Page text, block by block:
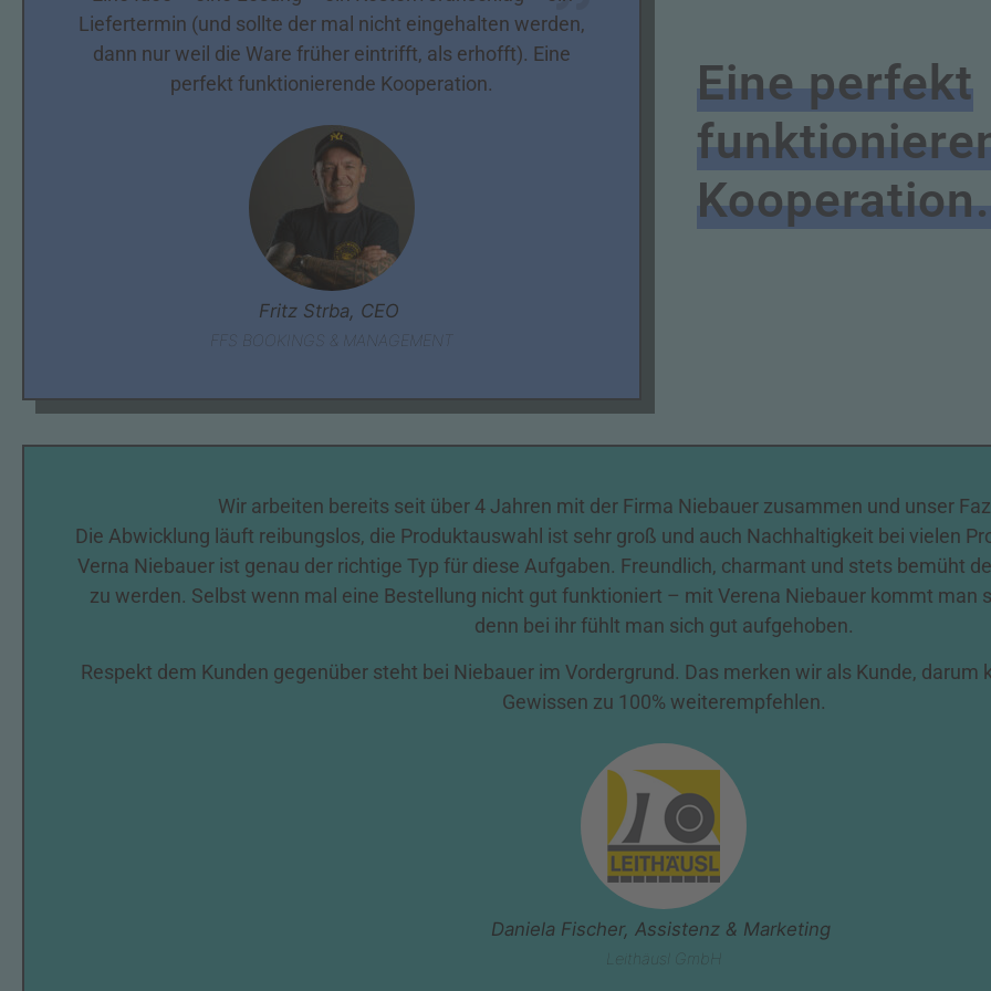
Liefertermin (und sollte der mal nicht eingehalten werden,
dann nur weil die Ware früher eintrifft, als erhofft). Eine
perfekt funktionierende Kooperation.
Fritz Strba, CEO
FFS BOOKINGS & MANAGEMENT
Eine perfekt
Kooperation.
Wir arbeiten bereits seit über 4 Jahren mit der Firma Niebauer zusammen und unser
Die Abwicklung läuft reibungslos, die Produktauswahl ist sehr groß und auch Nachhaltigkeit bei vielen
Verna Niebauer ist genau der richtige Typ für diese Aufgaben. Freundlich, charmant und stets bemüht
zu werden. Selbst wenn mal eine Bestellung nicht gut funktioniert – mit Verena Niebauer kommt man
denn bei ihr fühlt man sich gut aufgehoben.
Respekt dem Kunden gegenüber steht bei Niebauer im Vordergrund. Das merken wir als Kunde,
Gewissen zu 100% weiterempfehlen.
Daniela Fischer, Assistenz & Marketing
Leithäusl GmbH